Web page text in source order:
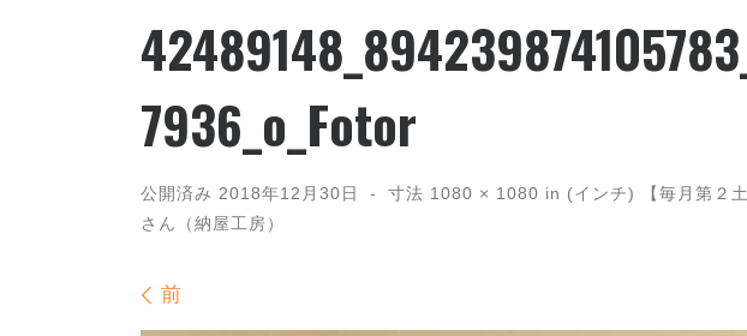
7936_o_Fotor
公開済み 2018年12月30日 - 寸法 1080 × 1080 in (インチ)
【毎月第２
さん（納屋工房）
画像ナビゲーション
前